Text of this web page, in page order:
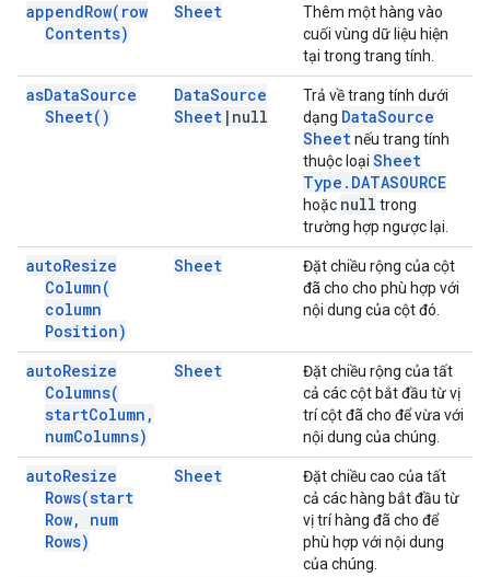
appendRow( row
Contents)
Sheet
Thêm một hàng vào
cuối vùng dữ liệu hiện
tại trong trang tính.
asDataSource
Sheet( )
DataSource
Sheet | null
Trả về trang tính dưới
dạng DataSource
Sheetnếu trang tính
thuộc loại Sheet
Type . DATASOURCE
hoặc null trong
trường hợp ngược lại.
autoResize
Column(
column
Position)
Sheet
Đặt chiều rộng của cột
đã cho cho phù hợp với
nội dung của cột đó.
autoResize
Columns(
startColumn ,
numColumns)
Sheet
Đặt chiều rộng của tất
cả các cột bắt đầu từ vị
trí cột đã cho để vừa với
nội dung của chúng.
autoResize
Rows(start
Row,
num
Rows)
Sheet
Đặt chiều cao của tất
cả các hàng bắt đầu từ
vị trí hàng đã cho để
phù hợp với nội dung
của chúng.